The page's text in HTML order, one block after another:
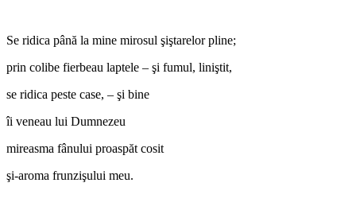
Se ridica până la mine mirosul şiştarelor pline;
prin colibe fierbeau laptele – şi fumul, liniştit,
se ridica peste case, – şi bine
îi veneau lui Dumnezeu
mireasma fânului proaspăt cosit
şi-aroma frunzişului meu.